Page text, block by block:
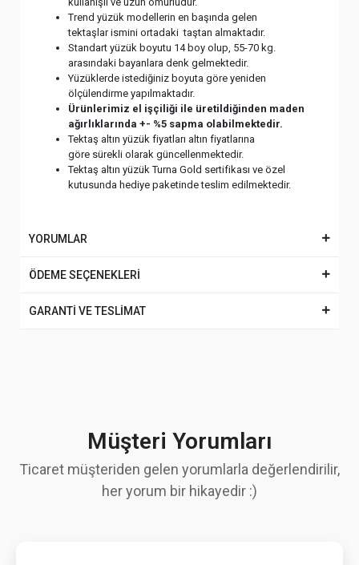
Trend yüzük modellerin en başında gelen
tektaşlar ismini ortadaki taştan almaktadır.
Standart yüzük boyutu 14 boy olup, 55-70 kg.
arasındaki bayanlara denk gelmektedir.
Yüzüklerde istediğiniz boyuta göre yeniden
ölçülendirme yapılmaktadır.
Ürünlerimiz el işçiliği ile üretildiğinden maden
ağırlıklarında +- %5 sapma olabilmektedir.
Tektaş altın yüzük fiyatları altın fiyatlarına
göre sürekli olarak güncellenmektedir.
Tektaş altın yüzük Turna Gold sertifikası ve özel
kutusunda hediye paketinde teslim edilmektedir.
YORUMLAR
ÖDEME SEÇENEKLERİ
GARANTİ VE TESLİMAT
Müşteri Yorumları
Ticaret müşteriden gelen yorumlarla değerlendirilir,
her yorum bir hikayedir :)